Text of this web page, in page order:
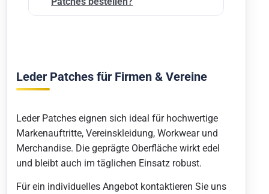
Leder Patches für Firmen & Vereine
Leder Patches eignen sich ideal für hochwertige
Markenauftritte, Vereinskleidung, Workwear und
Merchandise. Die geprägte Oberfläche wirkt edel
und bleibt auch im täglichen Einsatz robust.
Für ein individuelles Angebot kontaktieren Sie uns